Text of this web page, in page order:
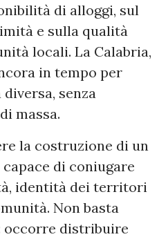
di alloggi, sul
e sulla qualità
locali. La Calabria,
in tempo per
senza
massa.
la costruzione di un
di coniugare
identità dei territori
Non basta
occorre distribuire